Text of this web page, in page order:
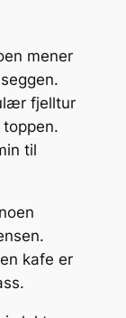
mener
fjelltur
til
kafe er